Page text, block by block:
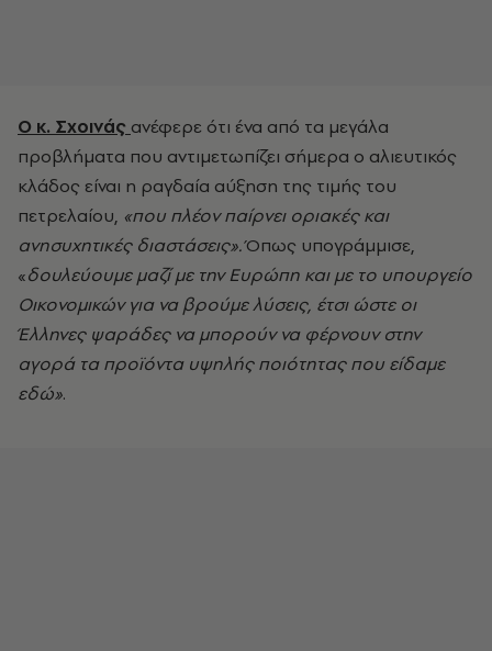
Ο κ. Σχοινάς ανέφερε ότι ένα από τα μεγάλα
προβλήματα που αντιμετωπίζει σήμερα ο αλιευτικός
κλάδος είναι η ραγδαία αύξηση της τιμής του
πετρελαίου, «που πλέον παίρνει οριακές και
ανησυχητικές διαστάσεις».Όπως υπογράμμισε,
«δουλεύουμε μαζί με την Ευρώπη και με το υπουργείο
Οικονομικών για να βρούμε λύσεις, έτσι ώστε οι
Έλληνες ψαράδες να μπορούν να φέρνουν στην
αγορά τα προϊόντα υψηλής ποιότητας που είδαμε
εδώ».